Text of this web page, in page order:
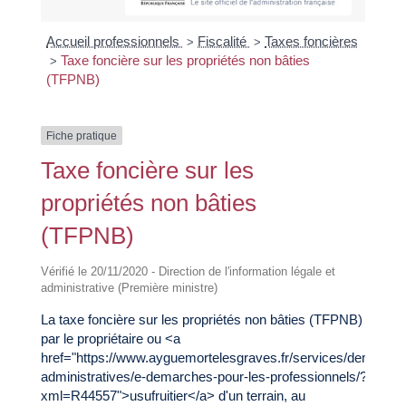
Accueil professionnels > Fiscalité > Taxes foncières
> Taxe foncière sur les propriétés non bâties
(TFPNB)
Fiche pratique
Taxe foncière sur les
propriétés non bâties
(TFPNB)
Vérifié le 20/11/2020 - Direction de l'information légale et
administrative (Première ministre)
La taxe foncière sur les propriétés non bâties (TFPNB) est
par le propriétaire ou <a
href="https://www.ayguemortelesgraves.fr/services/
administratives/e-demarches-pour-les-professionnels/?
xml=R44557">usufruitier</a> d'un terrain, au